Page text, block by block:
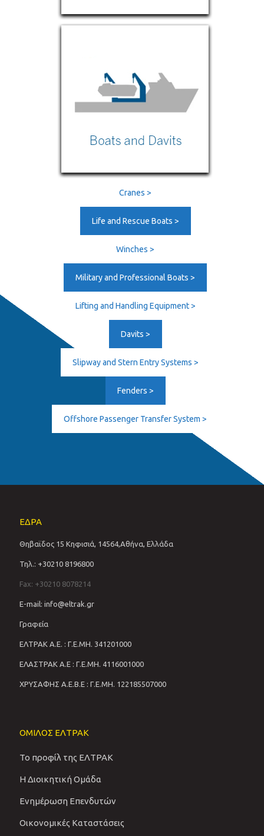
Cranes >
Life and Rescue Boats >
Winches >
Military and Professional Boats >
Lifting and Handling Equipment >
Davits >
Slipway and Stern Entry Systems >
Fenders >
Offshore Passenger Transfer System >
ΕΔΡΑ
Θηβαϊδος 15 Κηφισιά, 14564,Αθήνα, Ελλάδα
Τηλ.: +30210 8196800
Fax: +30210 8078214
E-mail: info@eltrak.gr
Γραφεία
ΕΛΤΡΑΚ Α.Ε. : Γ.Ε.ΜΗ. 341201000
ΕΛΑΣΤΡΑΚ Α.Ε : Γ.Ε.ΜΗ. 4116001000
ΧΡΥΣΑΦΗΣ Α.Ε.Β.Ε : Γ.Ε.ΜΗ. 122185507000
ΟΜΙΛΟΣ ΕΛΤΡΑΚ
Το προφίλ της ΕΛΤΡΑΚ
Η Διοικητική Ομάδα
Ενημέρωση Επενδυτών
Οικονομικές Καταστάσεις